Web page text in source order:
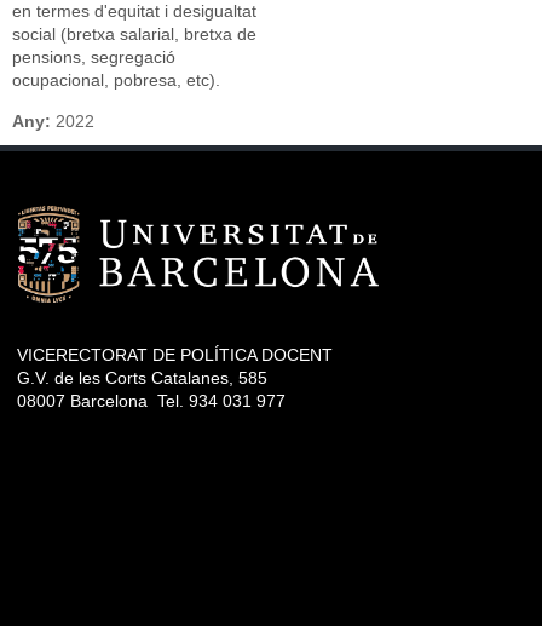
en termes d'equitat i desigualtat
social (bretxa salarial, bretxa de
pensions, segregació
ocupacional, pobresa, etc).
Any: 2022
VICERECTORAT DE POLÍTICA DOCENT
G.V. de les Corts Catalanes, 585
08007 Barcelona Tel. 934 031 977